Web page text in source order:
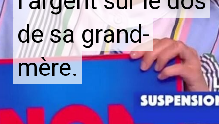
de sa grand-
mère.
de sa grand-
mère.